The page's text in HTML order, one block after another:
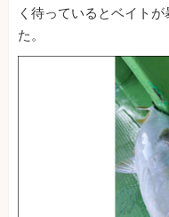
く待っているとベイト
た。